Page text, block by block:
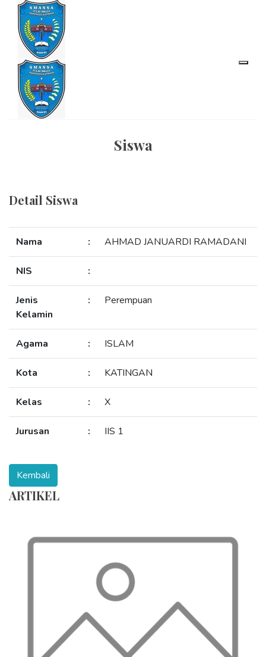
Siswa
Detail Siswa
Nama : AHMAD JANUARDI RAMADANI
NIS :
Jenis
Kelamin
: Perempuan
Agama : ISLAM
Kota : KATINGAN
Kelas : X
Jurusan : IIS 1
ARTIKEL